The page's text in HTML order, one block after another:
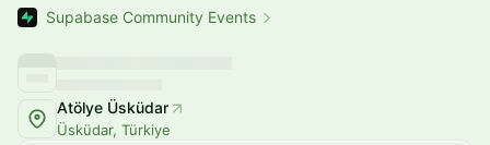
Supabase Community Events
Atölye Üsküdar
Üsküdar, Türkiye